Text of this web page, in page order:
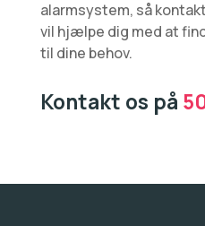
alarmsystem, så
vil hjælpe dig med at
til dine behov.
Kontakt os på